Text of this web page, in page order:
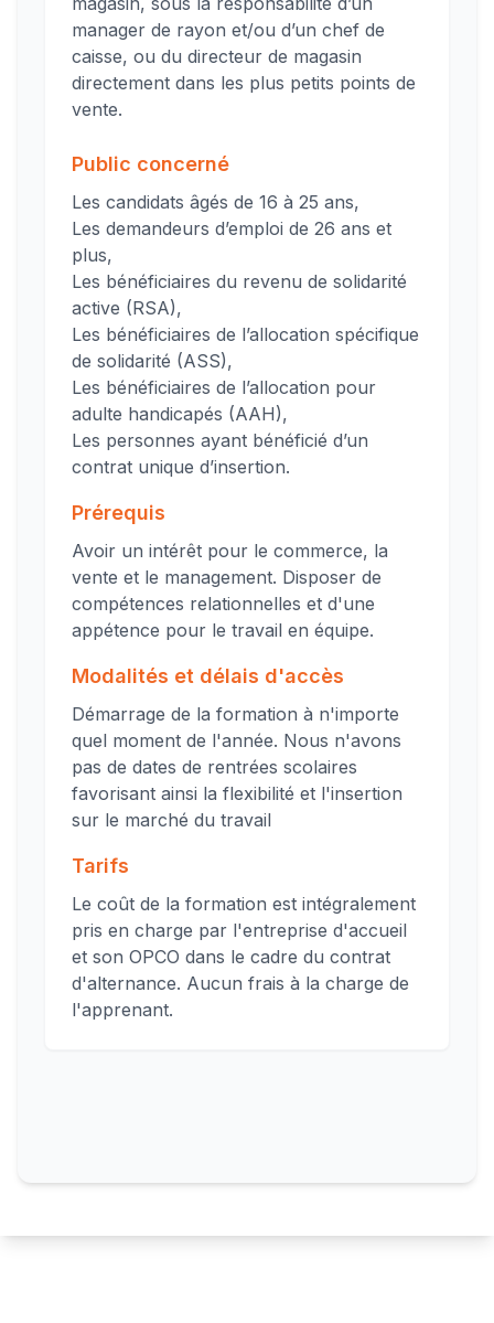
manager de rayon et/ou d’un chef de
caisse, ou du directeur de magasin
directement dans les plus petits points de
vente.
Public concerné
Les candidats âgés de 16 à 25 ans,
Les demandeurs d’emploi de 26 ans et
plus,
Les bénéficiaires du revenu de solidarité
active (RSA),
Les bénéficiaires de l’allocation spécifique
de solidarité (ASS),
Les bénéficiaires de l’allocation pour
adulte handicapés (AAH),
Les personnes ayant bénéficié d’un
contrat unique d’insertion.
Prérequis
Avoir un intérêt pour le commerce, la
vente et le management. Disposer de
compétences relationnelles et d'une
appétence pour le travail en équipe.
Modalités et délais d'accès
Démarrage de la formation à n'importe
quel moment de l'année. Nous n'avons
pas de dates de rentrées scolaires
favorisant ainsi la flexibilité et l'insertion
sur le marché du travail
Tarifs
Le coût de la formation est intégralement
pris en charge par l'entreprise d'accueil
et son OPCO dans le cadre du contrat
d'alternance. Aucun frais à la charge de
l'apprenant.